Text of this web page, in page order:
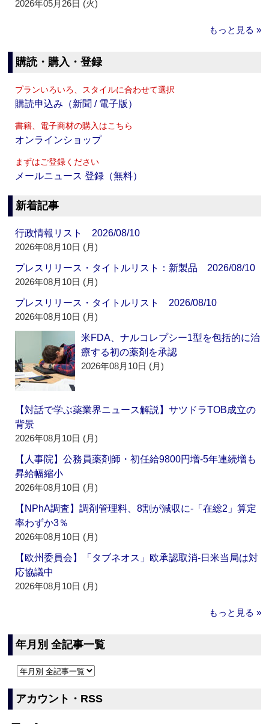
2026年05月26日 (火)
もっと見る »
購読・購入・登録
プランいろいろ、スタイルに合わせて選択
購読申込み（新聞 / 電子版）
書籍、電子商材の購入はこちら
オンラインショップ
まずはご登録ください
メールニュース 登録（無料）
新着記事
行政情報リスト 2026/08/10
2026年08月10日 (月)
プレスリリース・タイトルリスト：新製品 2026/08/10
2026年08月10日 (月)
プレスリリース・タイトルリスト 2026/08/10
2026年08月10日 (月)
米FDA、ナルコレプシー1型を包括的に治
療する初の薬剤を承認
2026年08月10日 (月)
【対話で学ぶ薬業界ニュース解説】サツドラTOB成立の
背景
2026年08月10日 (月)
【人事院】公務員薬剤師・初任給9800円増‐5年連続増も
昇給幅縮小
2026年08月10日 (月)
【NPhA調査】調剤管理料、8割が減収に‐「在総2」算定
率わずか3％
2026年08月10日 (月)
【欧州委員会】「タブネオス」欧承認取消‐日米当局は対
応協議中
2026年08月10日 (月)
もっと見る »
年月別 全記事一覧
アカウント・RSS